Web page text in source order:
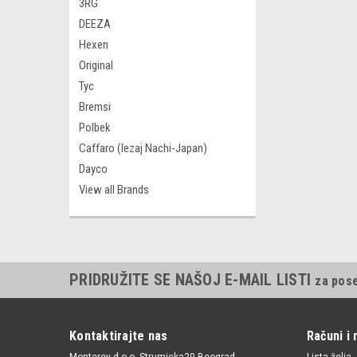
3RG
DEEZA
Hexen
Original
Tyc
Bremsi
Polbek
Caffaro (lezaj Nachi-Japan)
Dayco
View all Brands
PRIDRUŽITE SE NAŠOJ E-MAIL LISTI za
Kontaktirajte nas Računi i